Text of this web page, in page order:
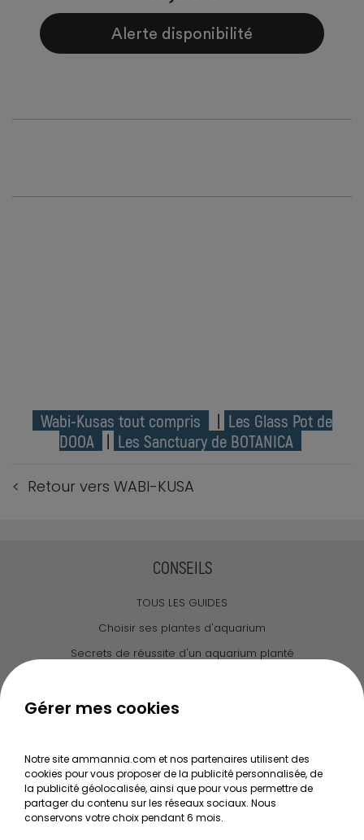
Alerte disponibilité
Wabi-Kusas tout compris | Les Glass Pot de
DOOA
| Les Sanctuary de BOTANICA
< Retour vers WABI-KUSA
CONSEILS
TOUS LES GUIDES
Choisir ses plantes d'aquarium
Secrets de réussite d'un aquarium planté
Le journal d'Ammannia
Recherche de Notices de produits
Mentions légales
Conditions générales de vente
Gérer mes cookies
Notre site ammannia.com et nos partenaires utilisent des
cookies pour vous proposer de la publicité personnalisée, de
la publicité géolocalisée, ainsi que pour vous permettre de
partager du contenu sur les réseaux sociaux. Nous
conservons votre choix pendant 6 mois.